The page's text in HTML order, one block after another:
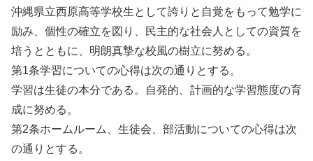
沖縄県立西原高等学校生として誇りと自覚をもって勉学に
励み、個性の確立を図り、民主的な社会人としての資質を
培うとともに、明朗真摯な校風の樹立に努める。
第1条学習についての心得は次の通りとする。
学習は生徒の本分である。自発的、計画的な学習態度の育
成に努める。
第2条ホームルーム、生徒会、部活動についての心得は次
の通りとする。